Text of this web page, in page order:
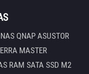
QNAP ASUSTOR
MASTER
RAM SATA SSD M2